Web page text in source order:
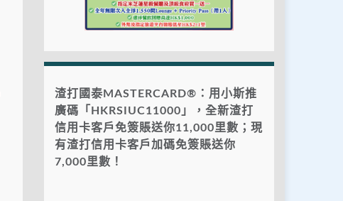
渣打國泰MASTERCARD®：用小斯推
廣碼「HKRSIUC11000」，全新渣打
信用卡客戶免簽賬送你11,000里數；現
有渣打信用卡客戶加碼免簽賬送你
7,000里數！